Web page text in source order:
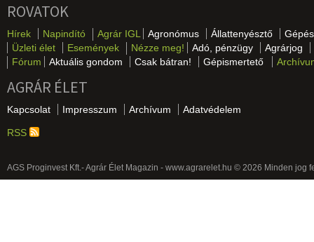
ROVATOK
Hírek Napindító Agrár IGL Agronómus Állattenyésztő
Üzleti élet
Események Nézze meg! Adó, pénzügy
Agrárjog
Fórum
Aktuális gondom Csak bátran! Gépismertető
AGRÁR ÉLET
Kapcsolat Impresszum Archívum Adatvédelem
RSS
AGS Proginvest Kft.- Agrár Élet Magazin - www.agrarelet.hu © 2026 Minden jog